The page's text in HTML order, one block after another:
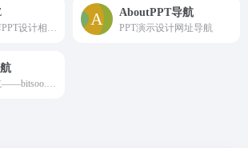
AboutPPT导航
PPT演示设计网址导航